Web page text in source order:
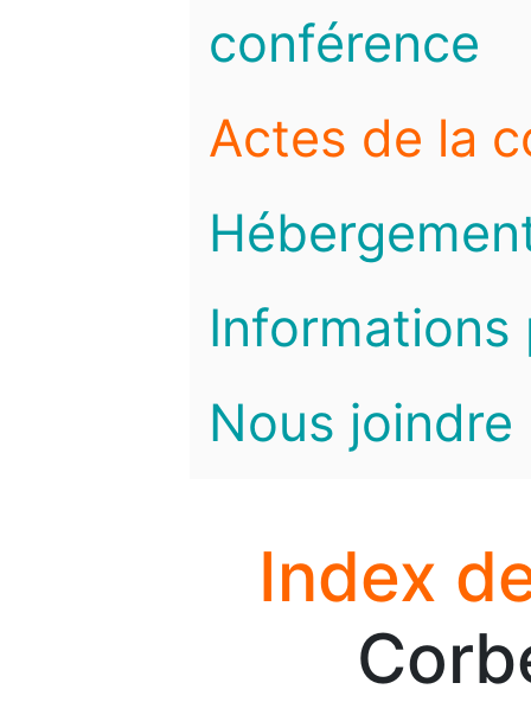
conférence
Actes de la
Informations
Nous joindre
Index